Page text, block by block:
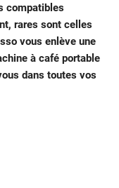
compatibles
rares sont celles
vous enlève une
à café portable
dans toutes vos